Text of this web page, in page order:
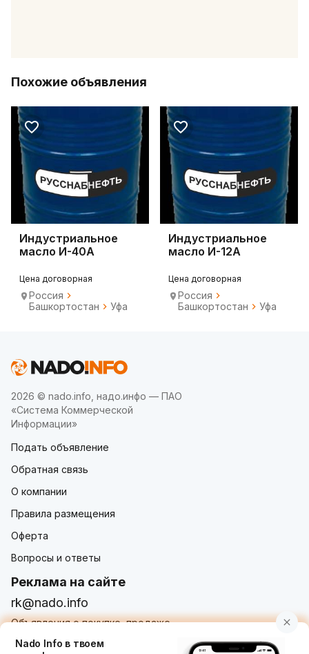
Похожие объявления
Индустриальное
масло И-40А
Цена договорная
Россия
Башкортостан
Уфа
Индустриальное
масло И-12А
Цена договорная
Россия
Башкортостан
Уфа
2026 © nado.info, надо.инфо — ПАО
«Система Коммерческой
Информации»
Подать объявление
Обратная связь
О компании
Правила размещения
Оферта
Вопросы и ответы
Реклама на сайте
rk@nado.info
Объявления о покупке, продаже,
услугах от частных лиц и организаций
Nado Info в твоем